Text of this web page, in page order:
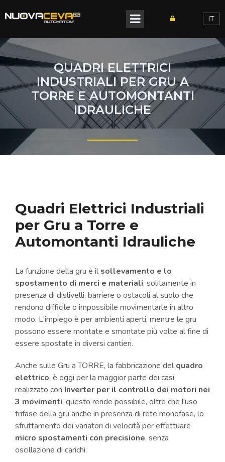
IT
QUADRI ELETTRICI
INDUSTRIALI PER GRU A
TORRE E AUTOMONTANTI
IDRAULICHE
Quadri Elettrici Industriali
per Gru a Torre e
Automontanti Idrauliche
La funzione della gru è il sollevamento e lo
spostamento di merci e materiali, solitamente in
presenza di dislivelli, barriere o ostacoli al suolo che
rendono difficile o impossibile movimentarle in altro
modo. L'impiego è per ambienti aperti, mentre le gru
possono essere montate e smontate più volte al fine di
essere spostate in diversi cantieri.
Anche sulle Gru a TORRE, la fabbricazione del quadro
elettrico, è oggi per la maggior parte dei casi,
realizzato con Inverter per il controllo dei motori nei
3 movimenti, questo rende possibile, oltre che l'uso
trifase della gru anche in presenza di rete monofase, lo
sfruttamento dei variatori di velocità per effettuare
micro spostamenti con precisione, senza
oscillazione di carichi.